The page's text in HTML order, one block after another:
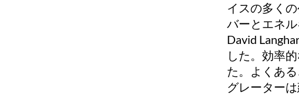
イスの多く
バーとエネ
David
した。効率
た。よくあ
グレーター